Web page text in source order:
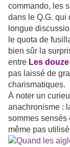
commando, les
dans le Q.G. qui
longue
le quota de
bien sûr la
entre Les
pas laissé de
charismatiques.
À noter un
anachronisme :
sommes sensés
même pas